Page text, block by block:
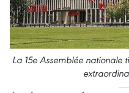
La 15e Assemblée nationale